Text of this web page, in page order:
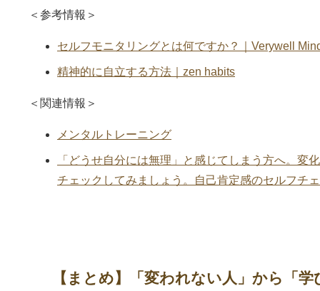
＜参考情報＞
セルフモニタリングとは何ですか？｜Verywell
精神的に自立する方法｜zen habits
＜関連情報＞
メンタルトレーニング
「どうせ自分には無理」と感じてしまう方へ。変
チェックしてみましょう。自己肯定感のセルフチ
【まとめ】「変われない人」から「